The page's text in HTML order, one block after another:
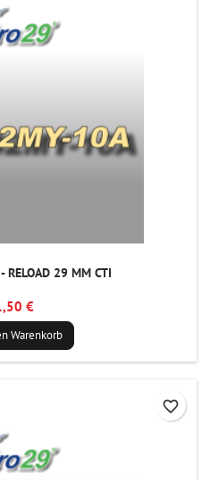
29 MM CTI
€
Warenkorb
favorite_border